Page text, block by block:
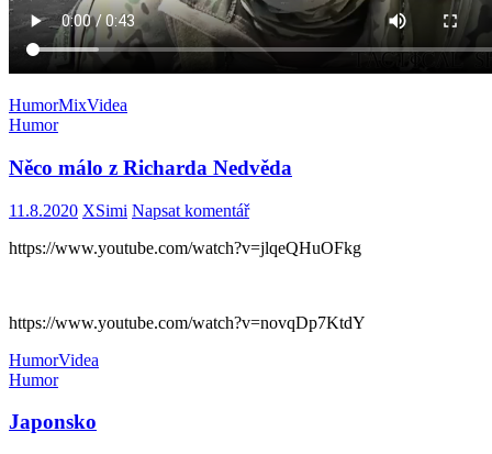
HumorMixVidea
Humor
Něco málo z Richarda Nedvěda
11.8.2020 XSimi Napsat komentář
https://www.youtube.com/watch?v=jlqeQHuOFkg
https://www.youtube.com/watch?v=novqDp7KtdY
HumorVidea
Humor
Japonsko